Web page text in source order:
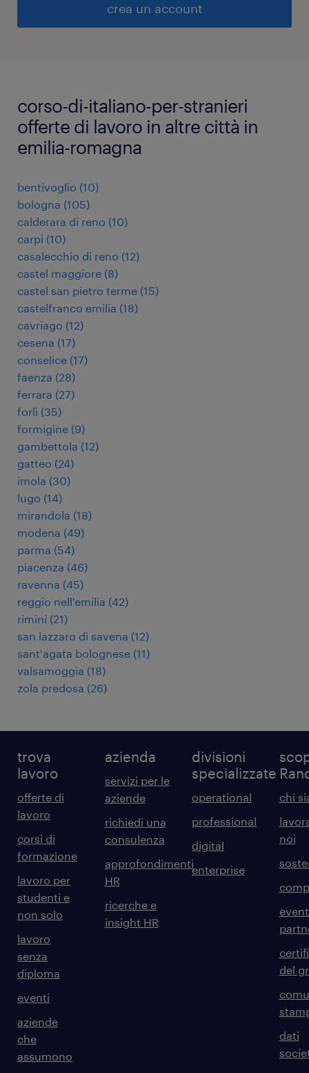
crea un account
corso-di-italiano-per-stranieri
offerte di lavoro in altre città in
emilia-romagna
bentivoglio (10)
bologna (105)
calderara di reno (10)
carpi (10)
casalecchio di reno (12)
castel maggiore (8)
castel san pietro terme (15)
castelfranco emilia (18)
cavriago (12)
cesena (17)
conselice (17)
faenza (28)
ferrara (27)
forlì (35)
formigine (9)
gambettola (12)
gatteo (24)
imola (30)
lugo (14)
mirandola (18)
modena (49)
parma (54)
piacenza (46)
ravenna (45)
reggio nell'emilia (42)
rimini (21)
san lazzaro di savena (12)
sant'agata bolognese (11)
valsamoggia (18)
zola predosa (26)
trova
lavoro
offerte di
lavoro
corsi di
formazione
lavoro per
studenti e
non solo
lavoro
senza
diploma
eventi
aziende
che
assumono
azienda
servizi per le
aziende
richiedi una
consulenza
approfondimenti
HR
ricerche e
insight HR
divisioni
specializzate
operational
professional
digital
enterprise
chi
noi
del
dati